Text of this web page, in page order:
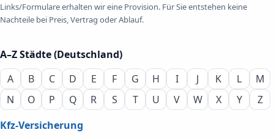
Links/Formulare erhalten wir eine Provision. Für Sie entstehen keine
Nachteile bei Preis, Vertrag oder Ablauf.
A–Z Städte (Deutschland)
A
B C D E F G H I J K L
M
N
O P Q R S T U V W X Y
Z
Kfz-Versicherung